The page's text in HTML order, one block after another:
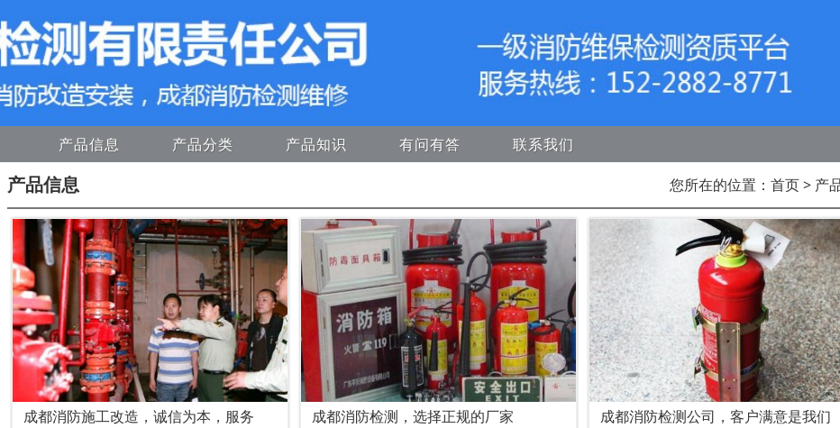
产品信息 产品分类 产品知识 有问有答 联系我们
产品信息 您所在的位置： 首页> 产
成都消防施工改造，诚信为本，服务 成都消防检测，选择正规的厂家 成都消防检测公司，客户满意是我们